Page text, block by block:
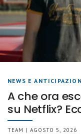
NEWS E
A che ora
su Netflix?
TEAM | AGOSTO 5, 2026